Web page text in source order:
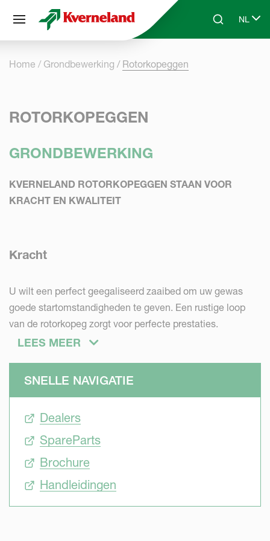
Skip to main contentSearchNL
Select
Home Grondbewerking Rotorkopeggen
ROTORKOPEGGEN
GRONDBEWERKING
KVERNELAND ROTORKOPEGGEN STAAN VOOR
KRACHT EN KWALITEIT
Kracht
U wilt een perfect geegaliseerd zaaibed om uw gewas
goede startomstandigheden te geven. Een rustige loop
van de rotorkopeg zorgt voor perfecte prestaties.
Kverneland rotorkopeggen zijn allemaal uitgerust met 4
U wilt een machine die lang meegaat, die de langdurige
belasting verdraagt. Toch wilt u geen extra gewicht.
zelfdragende frame en een dichtbij zwaartepunt
ontwikkeld. Minder hefkracht nodig voorkomt inzet van te
LEES MEER
SNELLE NAVIGATIE
Dealers
SpareParts
Brochure
Handleidingen
Cookies beheer paneel